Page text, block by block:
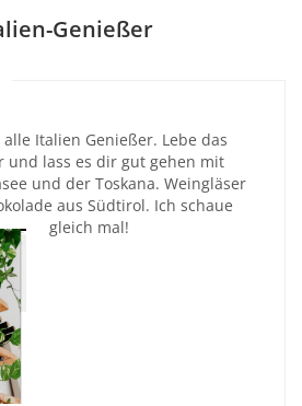
Genießer
Italien Genießer. Lebe das
und lass es dir gut gehen mit
und der Toskana. Weingläser
aus Südtirol. Ich schaue
gleich mal!